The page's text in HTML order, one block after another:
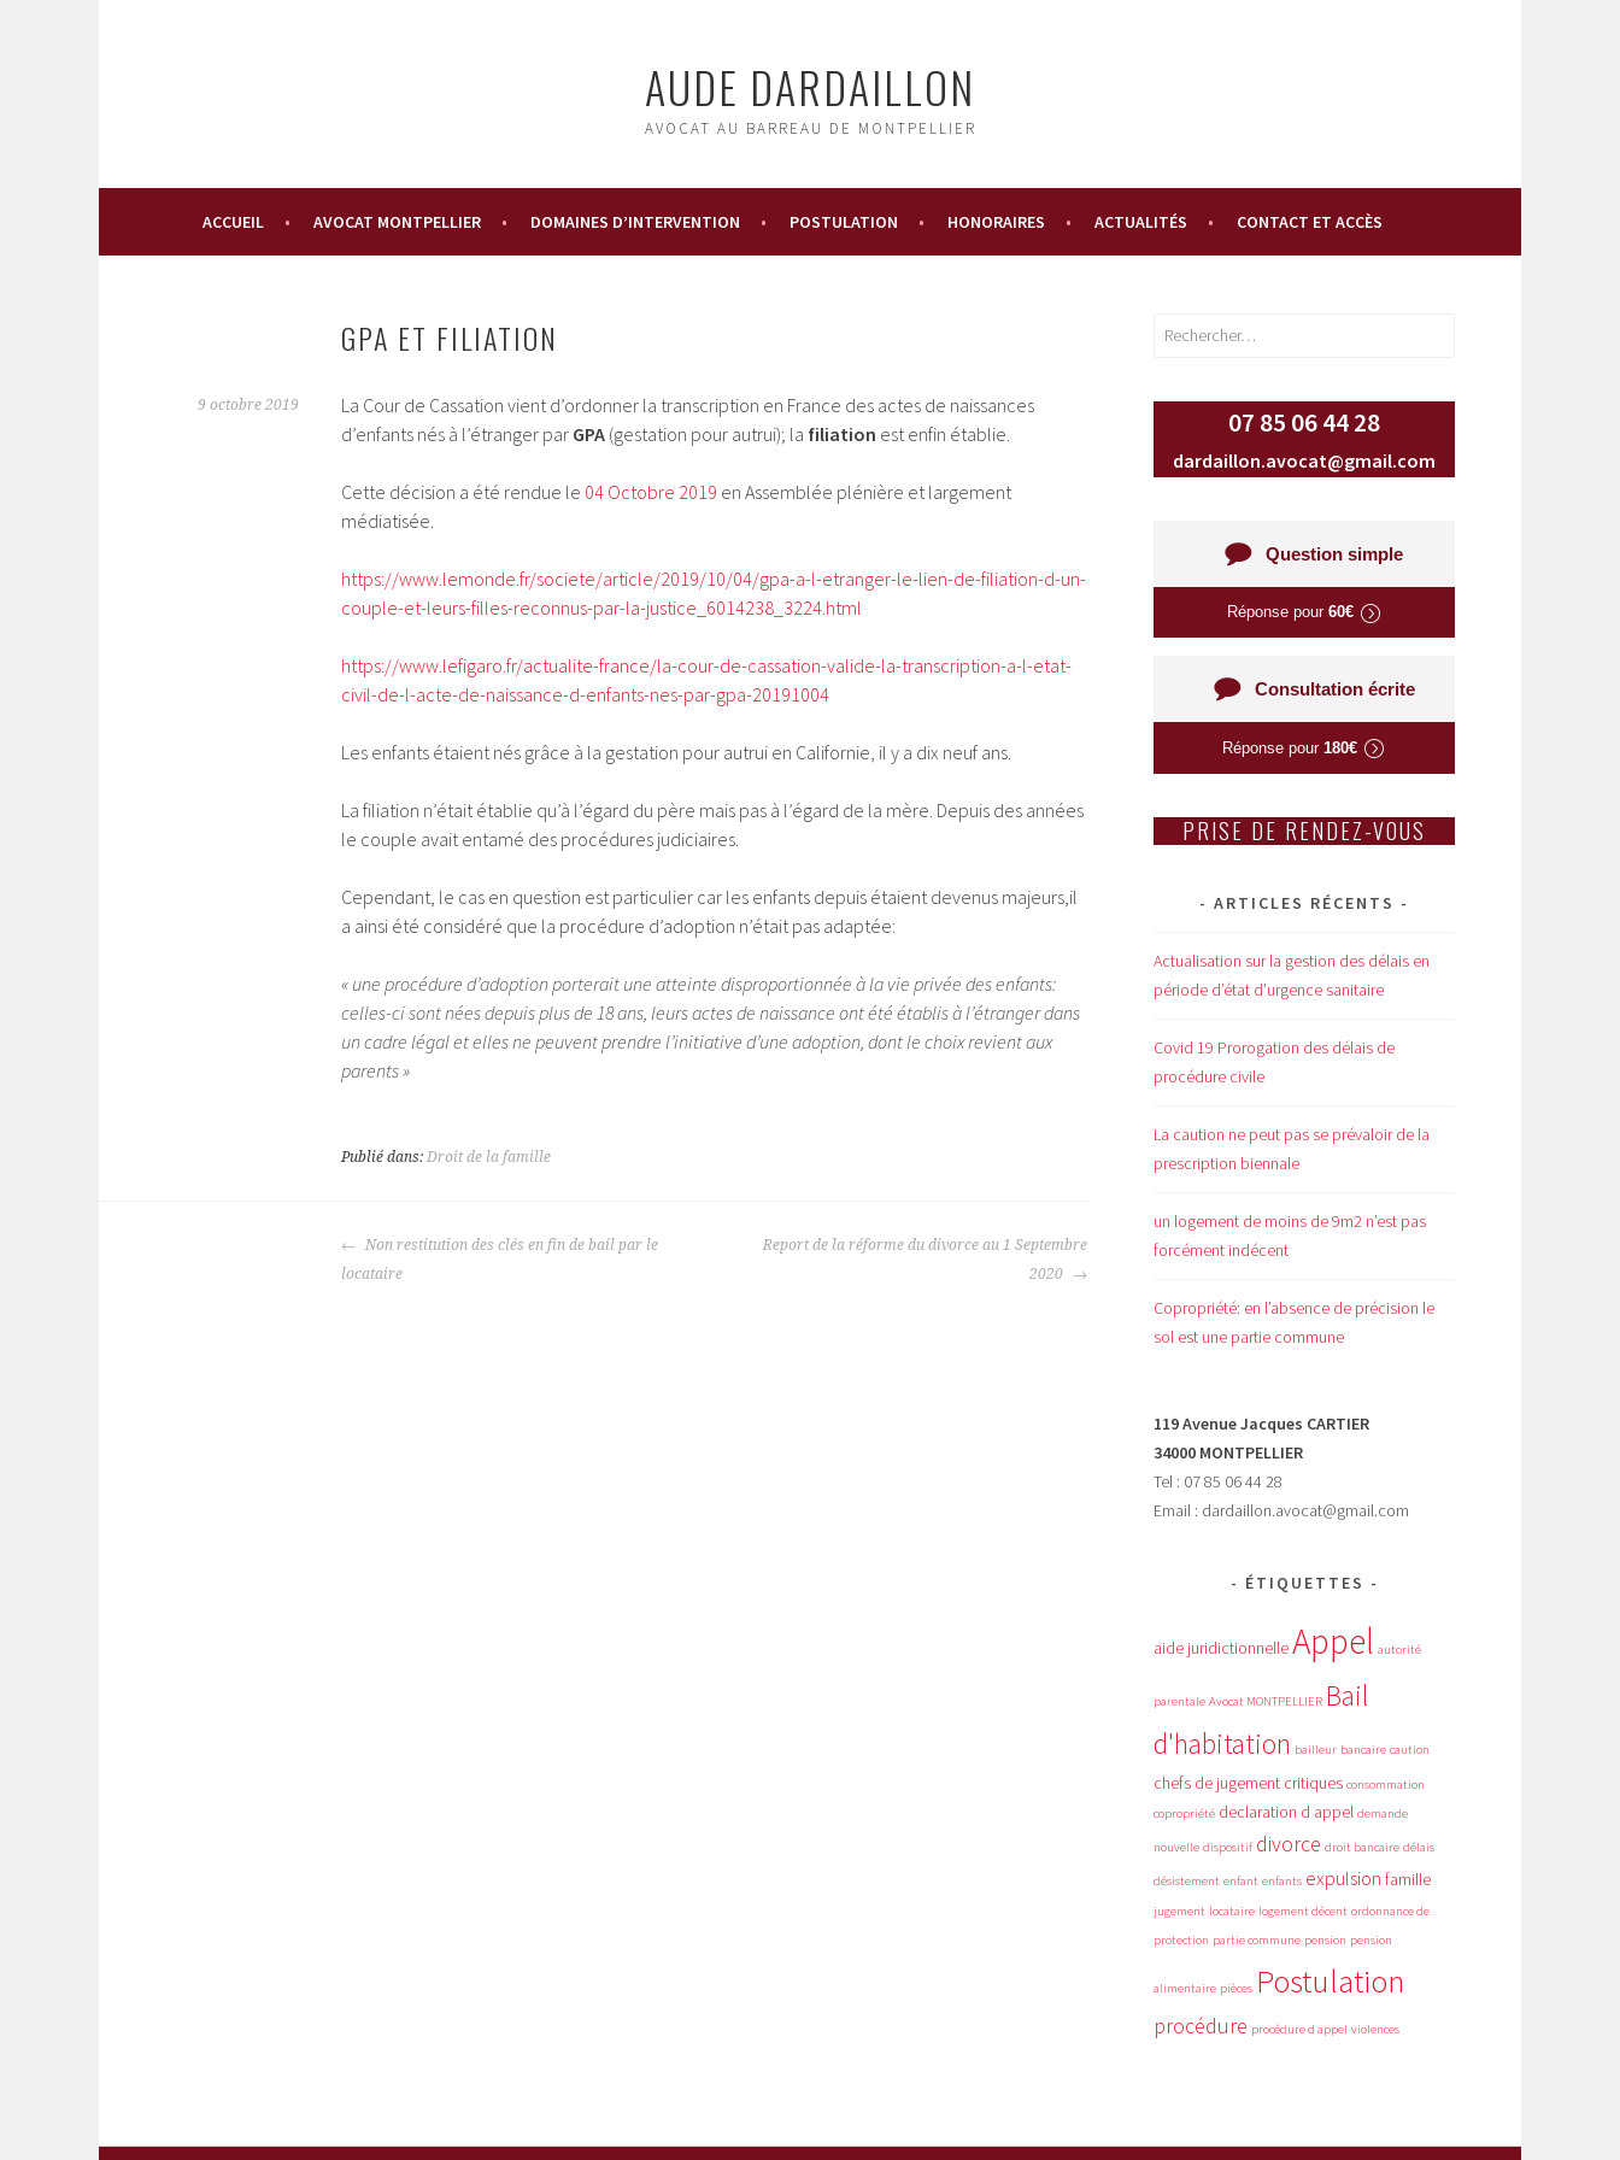
AUDE DARDAILLON
AVOCAT AU BARREAU DE MONTPELLIER
ACCUEIL AVOCAT MONTPELLIER DOMAINES D’INTERVENTION POSTULATION HONORAIRES ACTUALITÉS CONTACT ET ACCÈS
GPA ET FILIATION
9 octobre 2019
La Cour de Cassation vient d’ordonner la transcription en France des actes de naissances
d’enfants nés à l’étranger par GPA (gestation pour autrui); la filiation est enfin établie.
Cette décision a été rendue le 04 Octobre 2019 en Assemblée plénière et largement
médiatisée.
https://www.lemonde.fr/societe/article/2019/10/04/gpa-a-l-etranger-le-lien-de-filiation-d-un-
couple-et-leurs-filles-reconnus-par-la-justice_6014238_3224.html
https://www.lefigaro.fr/actualite-france/la-cour-de-cassation-valide-la-transcription-a-l-etat-
civil-de-l-acte-de-naissance-d-enfants-nes-par-gpa-20191004
Les enfants étaient nés grâce à la gestation pour autrui en Californie, il y a dix neuf ans.
La filiation n’était établie qu’à l’égard du père mais pas à l’égard de la mère. Depuis des années
le couple avait entamé des procédures judiciaires.
Cependant, le cas en question est particulier car les enfants depuis étaient devenus majeurs,il
a ainsi été considéré que la procédure d’adoption n’était pas adaptée:
« une procédure d’adoption porterait une atteinte disproportionnée à la vie privée des enfants:
celles-ci sont nées depuis plus de 18 ans, leurs actes de naissance ont été établis à l’étranger dans
un cadre légal et elles ne peuvent prendre l’initiative d’une adoption, dont le choix revient aux
parents »
Publié dans: Droit de la famille
NAVIGATION
DES
Non restitution des clés en fin de bail par le
locataire
Report de la réforme du divorce au 1 Septembre
2020
Rechercher :
07 85 06 44 28
dardaillon.avocat@gmail.com
Question simple
Réponse pour 60€
Consultation écrite
Réponse pour 180€
PRISE DE RENDEZ-VOUS
ARTICLES RÉCENTS
Actualisation sur la gestion des délais en
période d’état d’urgence sanitaire
Covid 19 Prorogation des délais de
procédure civile
La caution ne peut pas se prévaloir de la
prescription biennale
un logement de moins de 9m2 n’est pas
forcément indécent
Copropriété: en l’absence de précision le
sol est une partie commune
119 Avenue Jacques CARTIER
34000 MONTPELLIER
Tel : 07 85 06 44 28
Email : dardaillon.avocat@gmail.com
ÉTIQUETTES
aide juridictionnelleAppel autorité
parentale Avocat MONTPELLIER Bail
d'habitation bailleur bancaire caution
chefs de jugement critiques consommation
copropriété declaration d appel demande
nouvelle dispositif divorce droit bancaire délais
désistement enfant enfants expulsion famille
jugement locataire logement décent ordonnance de
protection partie commune pension pension
alimentaire pièces Postulation
procédure procédure d appel violences